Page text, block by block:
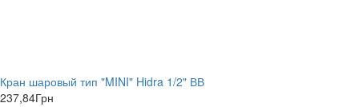
Кран шаровый тип "MINI" Hidra 1/2" ВВ
237,84Грн